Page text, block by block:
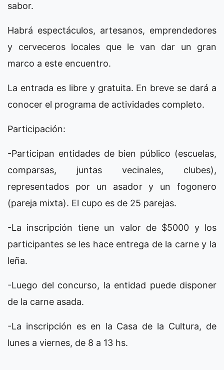
sabor.
Habrá espectáculos, artesanos, emprendedores
y cerveceros locales que le van dar un gran
marco a este encuentro.
La entrada es libre y gratuita. En breve se dará a
conocer el programa de actividades completo.
Participación:
-Participan entidades de bien público (escuelas,
comparsas, juntas vecinales, clubes),
representados por un asador y un fogonero
(pareja mixta). El cupo es de 25 parejas.
-La inscripción tiene un valor de $5000 y los
participantes se les hace entrega de la carne y la
leña.
-Luego del concurso, la entidad puede disponer
de la carne asada.
-La inscripción es en la Casa de la Cultura, de
lunes a viernes, de 8 a 13 hs.